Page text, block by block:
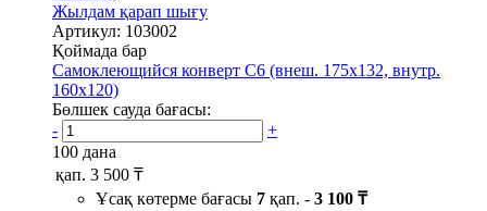
Жылдам қарап шығу
Артикул: 103002
Қоймада бар
Самоклеющийся конверт С6 (внеш. 175х132, внутр.
160х120)
Бөлшек сауда бағасы:
-
+
100 дана
қап. 3 500 ₸
Ұсақ көтерме бағасы 7 қап. - 3 100 ₸